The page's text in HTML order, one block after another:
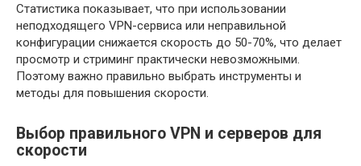
Статистика показывает, что при использовании
неподходящего VPN-сервиса или неправильной
конфигурации снижается скорость до 50-70%, что делает
просмотр и стриминг практически невозможными.
Поэтому важно правильно выбрать инструменты и
методы для повышения скорости.
Выбор правильного VPN и серверов для
скорости